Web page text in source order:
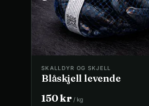
SKALLDYR OG SKJELL
Blåskjell levende
150kr / kg